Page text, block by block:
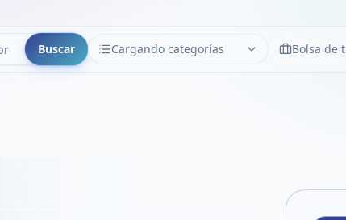
Buscar Cargando categorías
CATEGORÍAS LimpiarBolsa de
Compartir producto
Compartir por